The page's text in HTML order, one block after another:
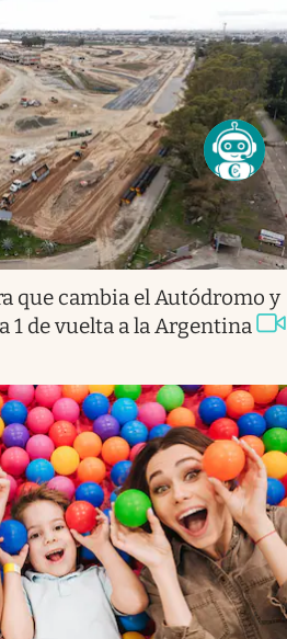
que cambia el Autódromo y
1 de vuelta a la Argentina